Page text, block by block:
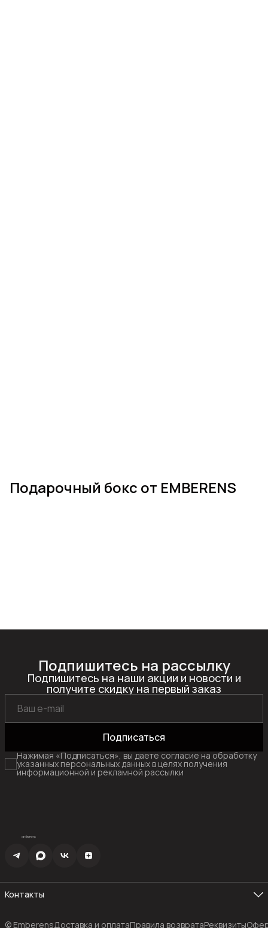
Подарочный бокс от EMBERENS
Подпишитесь на рассылку
Подпишитесь на наши акции и новости и
получите скидку на первый заказ
Подписаться
Нажимая «Подписаться», вы даете согласие на обработку
указанных персональных данных в целях получения
информационной и рекламной рассылки
Контакты
© EmberensДоставка и оплатаПравила возвратаРеквизиты